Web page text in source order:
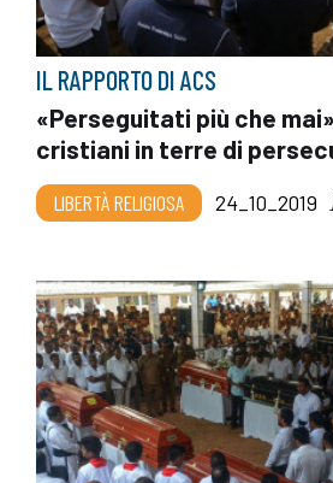
IL RAPPORTO DI ACS
«Perseguitati più che
cristiani in terre di
LIBERTÀ RELIGIOSA 24_10_2019